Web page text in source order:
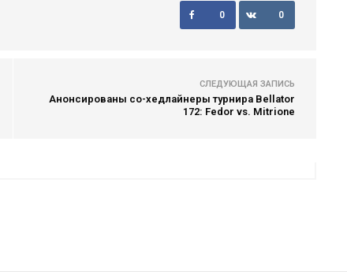
0 0
СЛЕДУЮЩАЯ ЗАПИСЬ
Анонсированы со-хедлайнеры турнира Bellator
172: Fedor vs. Mitrione